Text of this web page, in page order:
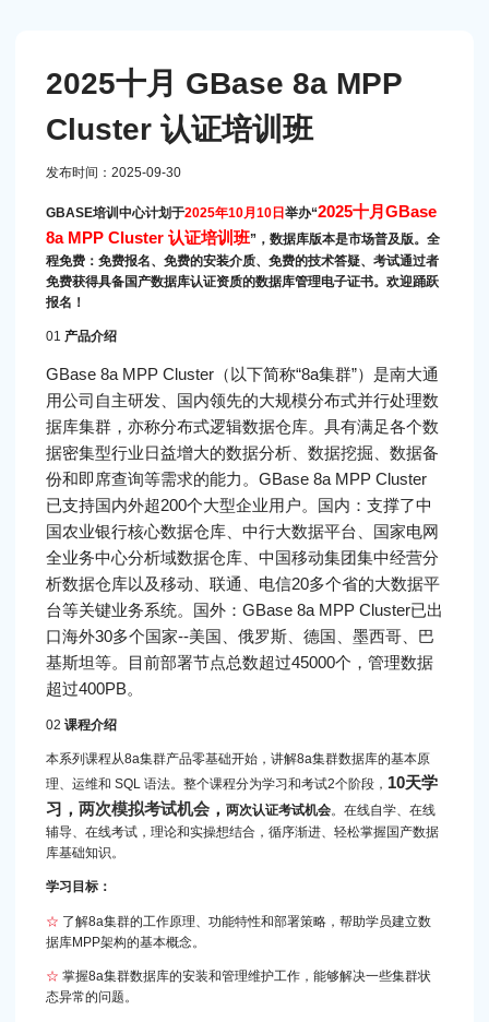
2025十月 GBase 8a MPP
Cluster 认证培训班
发布时间：2025-09-30
GBASE培训中心计划于2025年10月10日 举办“2025十月GBase
8a MPP Cluster 认证培训班”，数据库版本是市场普及版。全
程免费：免费报名、免费的安装介质、免费的技术答疑、考试通过者
免费获得具备国产数据库认证资质的数据库管理电子证书。欢迎踊跃
报名！
01 产品介绍
GBase 8a MPP Cluster（以下简称“8a集群”）是南大通
用公司自主研发、国内领先的大规模分布式并行处理数
据库集群，亦称分布式逻辑数据仓库。具有满足各个数
据密集型行业日益增大的数据分析、数据挖掘、数据备
份和即席查询等需求的能力。GBase 8a MPP Cluster
已支持国内外超200个大型企业用户。国内：支撑了中
国农业银行核心数据仓库、中行大数据平台、国家电网
全业务中心分析域数据仓库、中国移动集团集中经营分
析数据仓库以及移动、联通、电信20多个省的大数据平
台等关键业务系统。国外：GBase 8a MPP Cluster已出
口海外30多个国家--美国、俄罗斯、德国、墨西哥、巴
基斯坦等。目前部署节点总数超过45000个，管理数据
超过400PB。
02 课程介绍
本系列课程从8a集群产品零基础开始，讲解8a集群数据库的基本原
理、运维和 SQL 语法。整个课程分为学习和考试2个阶段， 10天学
习， 两次模拟考试机会 ， 两次认证考试机会。在线自学、在线
辅导、在线考试，理论和实操想结合，循序渐进、轻松掌握国产数据
库基础知识。
学习目标：
☆ 了解8a集群的工作原理、功能特性和部署策略，帮助学员建立数
据库MPP架构的基本概念。
☆ 掌握8a集群数据库的安装和管理维护工作，能够解决一些集群状
态异常的问题。